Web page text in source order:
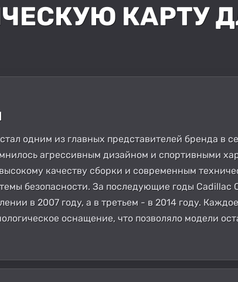
КАРТУ
одним из главных представителей бренда в
агрессивным дизайном и спортивными
качеству сборки и современным
безопасности. За последующие годы Cadillac
в 2007 году, а в третьем - в 2014 году.
оснащение, что позволяло модели